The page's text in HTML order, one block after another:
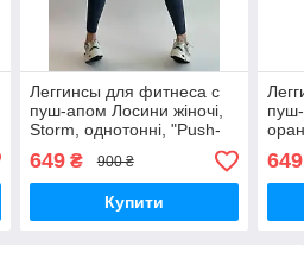
Леггинсы для фитнеса с
пуш-апом Лосини жіночі,
Storm, однотонні, "Push-
up", пушап, широкий пояс,
висока посадка
649₴ 900 ₴
Купити
649